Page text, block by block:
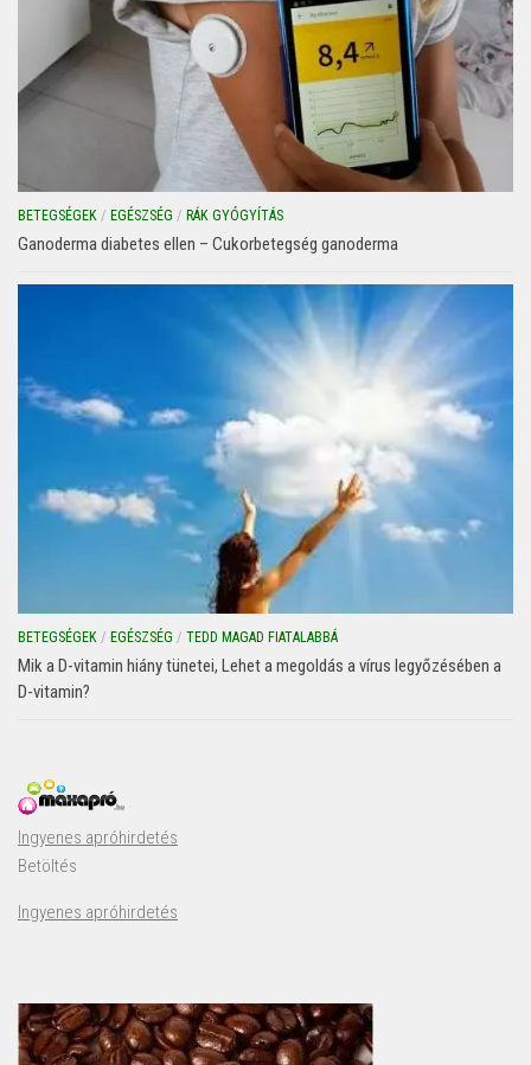
BETEGSÉGEK / EGÉSZSÉG / RÁK GYÓGYÍTÁS
Ganoderma diabetes ellen – Cukorbetegség ganoderma
BETEGSÉGEK / EGÉSZSÉG / TEDD MAGAD FIATALABBÁ
Mik a D-vitamin hiány tünetei, Lehet a megoldás a vírus legyőzésében a
D-vitamin?
Ingyenes apróhirdetés
Betöltés
Ingyenes apróhirdetés